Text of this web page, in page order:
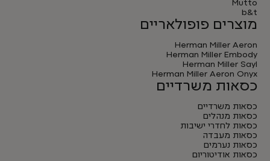
Mutto
b&t
מוצרים פופולאריים
Herman Miller Aeron
Herman Miller Embody
Herman Miller Sayl
Herman Miller Aeron Onyx
כסאות משרדיים
כסאות משרדיים
כסאות מנהלים
כסאות לחדרי ישיבות
כסאות מעבדה
כסאות נערמים
כסאות אודיטוריום